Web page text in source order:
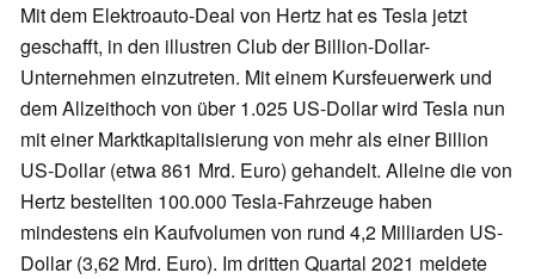
Mit dem Elektroauto-Deal von Hertz hat es Tesla jetzt
geschafft, in den illustren Club der Billion-Dollar-
Unternehmen einzutreten. Mit einem Kursfeuerwerk und
dem Allzeithoch von über 1.025 US-Dollar wird Tesla nun
mit einer Marktkapitalisierung von mehr als einer Billion
US-Dollar (etwa 861 Mrd. Euro) gehandelt. Alleine die von
Hertz bestellten 100.000 Tesla-Fahrzeuge haben
mindestens ein Kaufvolumen von rund 4,2 Milliarden US-
Dollar (3,62 Mrd. Euro). Im dritten Quartal 2021 meldete